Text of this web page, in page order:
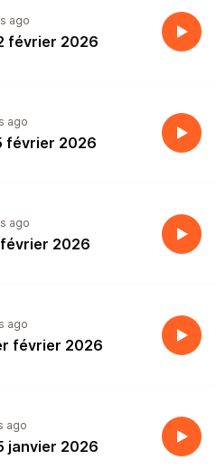
ago
février 2026
ago
février 2026
ago
2026
ago
février 2026
ago
janvier 2026